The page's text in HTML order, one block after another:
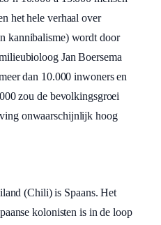
het hele verhaal over
kannibalisme) wordt door
Jan Boersema
dan 10.000 inwoners en
zou de bevolkingsgroei
onwaarschijnlijk hoog
(Chili) is Spaans. Het
kolonisten is in de loop